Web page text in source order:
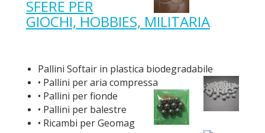
SFERE PER
GIOCHI, HOBBIES, MILITARIA
Pallini Softair in plastica biodegradabile
• Pallini per aria compressa
• Pallini per fionde
• Pallini per balestre
• Ricambi per Geomag